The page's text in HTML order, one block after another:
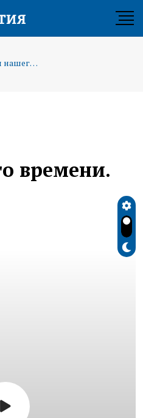
Герои нашего времени. Ярослав
времени.